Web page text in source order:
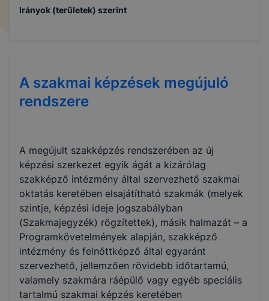
Irányok (területek) szerint
A szakmai képzések megújuló
rendszere
A megújult szakképzés rendszerében az új
képzési szerkezet egyik ágát a kizárólag
szakképző intézmény által szervezhető szakmai
oktatás keretében elsajátítható szakmák (melyek
szintje, képzési ideje jogszabályban
(Szakmajegyzék) rögzítettek), másik halmazát – a
Programkövetelmények alapján, szakképző
intézmény és felnőttképző által egyaránt
szervezhető, jellemzően rövidebb időtartamú,
valamely szakmára ráépülő vagy egyéb speciális
tartalmú szakmai képzés keretében